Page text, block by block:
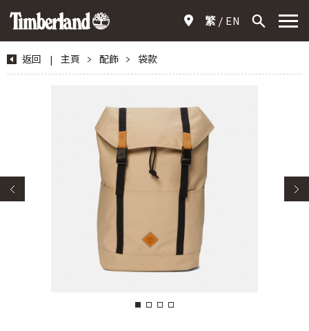
繁 EN
返回 | 主頁 > 配飾 > 袋款